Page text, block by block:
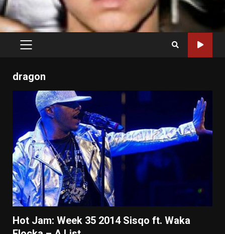
PRIMARY
dragon
Hot Jam: Week 35 2014 Sisqo ft. Waka